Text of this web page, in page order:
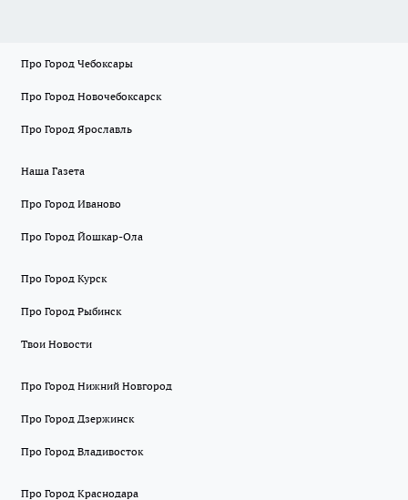
Про Город Чебоксары
Про Город Новочебоксарск
Про Город Ярославль
Наша Газета
Про Город Иваново
Про Город Йошкар-Ола
Про Город Курск
Про Город Рыбинск
Твои Новости
Про Город Нижний Новгород
Про Город Дзержинск
Про Город Владивосток
Про Город Краснодара